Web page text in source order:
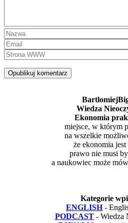
Wiedza
Ekonomia
miejsce, w którym
na wszelkie
że ekonomia jest
prawo nie musi
a naukowiec może
Kategorie
ENGLISH -
PODCAST - Wiedza